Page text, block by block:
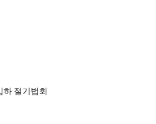
하 절기법회